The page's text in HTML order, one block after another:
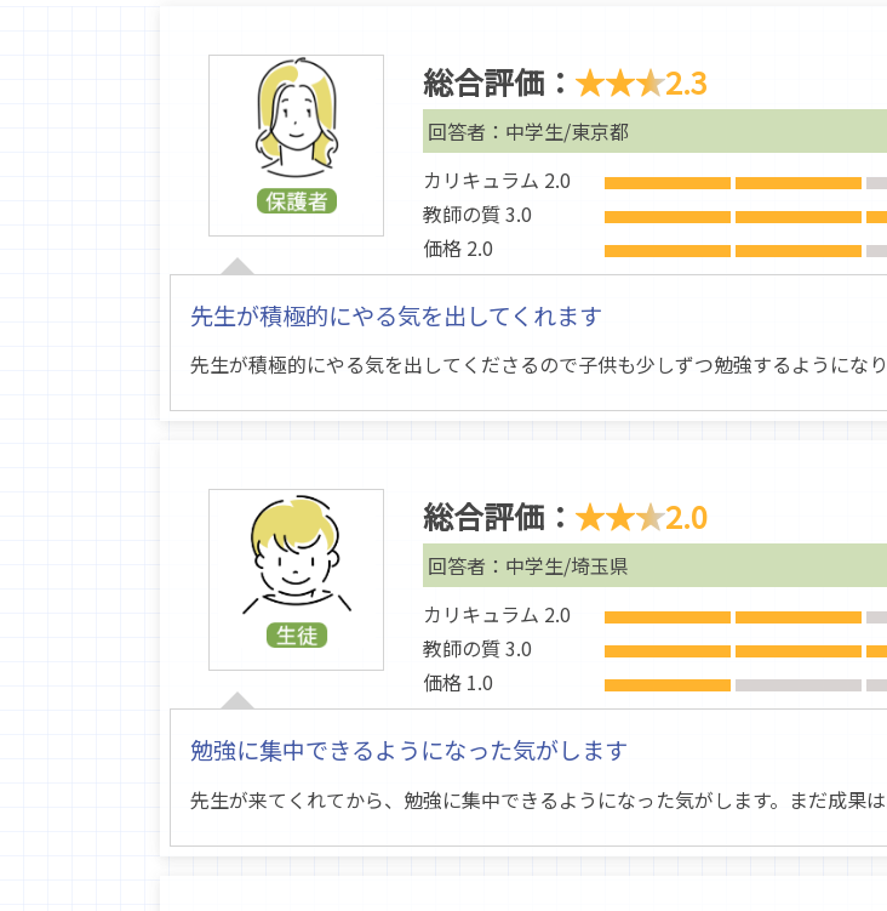
総合評価： ★★★2.3
回答者：中学生/東京都
カリキュラム 2.0
教師の質 3.0
価格 2.0
先生が積極的にやる気を出してくれます
先生が積極的にやる気を出してくださるので子供も少しずつ勉強するようになり
総合評価： ★★★2.0
回答者：中学生/埼玉県
カリキュラム 2.0
教師の質 3.0
価格 1.0
勉強に集中できるようになった気がします
先生が来てくれてから、勉強に集中できるようになった気がします。まだ成果